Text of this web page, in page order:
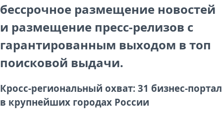
бессрочное размещение новостей
и размещение пресс-релизов с
гарантированным выходом в топ
поисковой выдачи.
Кросс-региональный охват: 31 бизнес-портал
в крупнейших городах России